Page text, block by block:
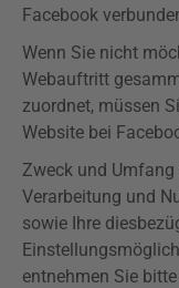
Facebook
Wenn Sie nicht
Webauftritt
zuordnet, müssen
Website bei
Zweck und
Verarbeitung und
sowie Ihre
entnehmen Sie